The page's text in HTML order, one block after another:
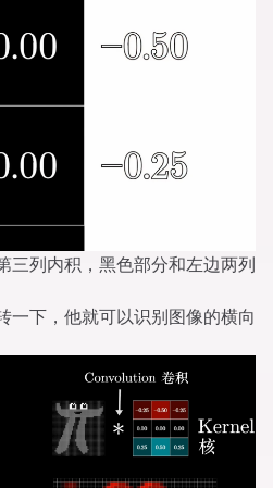
三列内积，黑色部分和左边两列
一下，他就可以识别图像的横向